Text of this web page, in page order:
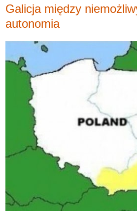
Galicja między
autonomia